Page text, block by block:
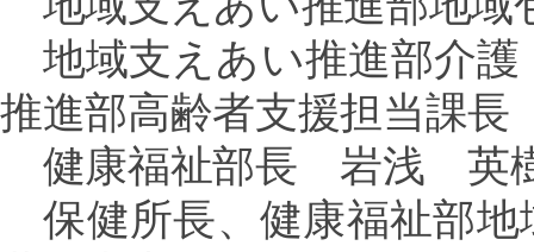
地域支えあい推進部介護
推進部高齢者支援担当課
健康福祉部長 岩浅 英
保健所長、健康福祉部